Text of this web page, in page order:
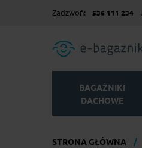
Zadzwoń: 536 111 234
BAGAŻNIKI
DACHOWE
STRONA GŁÓWNA